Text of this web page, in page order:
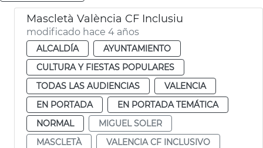
Mascletà València CF Inclusiu
modificado hace 4 años
ALCALDÍA
AYUNTAMIENTO
CULTURA Y FIESTAS POPULARES
TODAS LAS AUDIENCIAS
VALENCIA
EN PORTADA
EN PORTADA TEMÁTICA
NORMAL
MIGUEL SOLER
MASCLETÀ
VALENCIA CF INCLUSIVO